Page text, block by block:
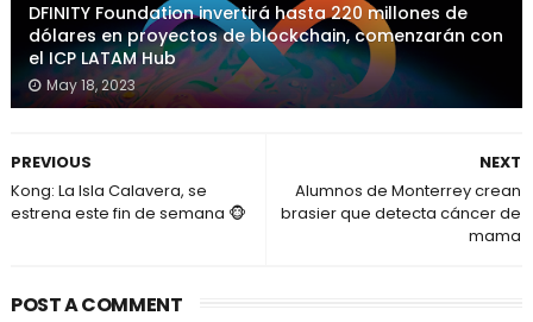
DFINITY Foundation invertirá hasta 220 millones de
dólares en proyectos de blockchain, comenzarán con
el ICP LATAM Hub
May 18, 2023
NEXT
Alumnos de Monterrey crean
brasier que detecta cáncer de
mama
PREVIOUS
Kong: La Isla Calavera, se
estrena este fin de semana 🐵
POST A COMMENT